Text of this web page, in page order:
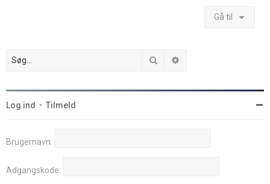
Gå til
Søg
Log ind • Tilmeld
Brugernavn:
Adgangskode: